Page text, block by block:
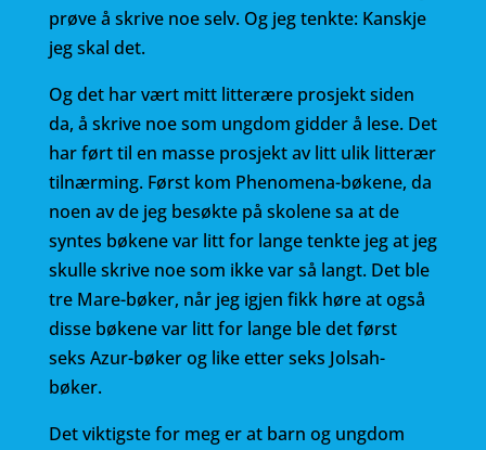
prøve å skrive noe selv. Og jeg tenkte: Kanskje
jeg skal det.
Og det har vært mitt litterære prosjekt siden
da, å skrive noe som ungdom gidder å lese. Det
har ført til en masse prosjekt av litt ulik litterær
tilnærming. Først kom Phenomena-bøkene, da
noen av de jeg besøkte på skolene sa at de
syntes bøkene var litt for lange tenkte jeg at jeg
skulle skrive noe som ikke var så langt. Det ble
tre Mare-bøker, når jeg igjen fikk høre at også
disse bøkene var litt for lange ble det først
seks Azur-bøker og like etter seks Jolsah-
bøker.
Det viktigste for meg er at barn og ungdom